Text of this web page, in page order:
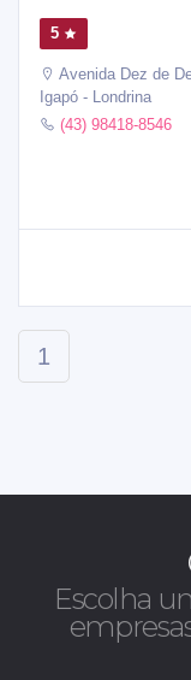
5
Avenida Dez de
Igapó - Londrina
(43) 98418-8546
1
Escolha